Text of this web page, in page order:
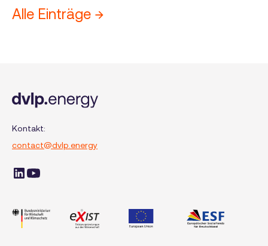
Alle Einträge →
Kontakt:
contact@dvlp.energy